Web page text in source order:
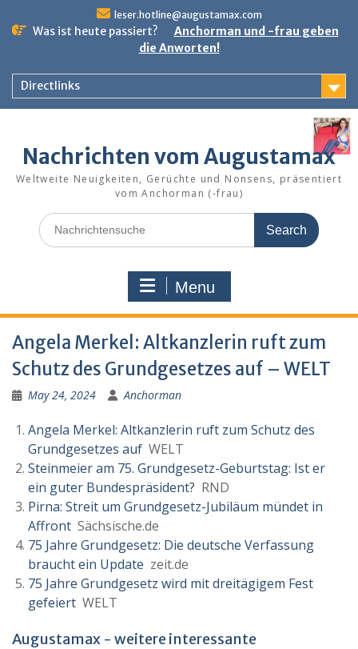
leser.hotline@augustamax.com
Was ist heute passiert?
Anchorman und -frau geben
die Anworten!
Directlinks
Nachrichten vom Augustamax
Weltweite Neuigkeiten, Gerüchte und Nonsens, präsentiert
vom Anchorman (-frau)
Search
for:
Menu
Angela Merkel: Altkanzlerin ruft zum
Schutz des Grundgesetzes auf – WELT
May 24, 2024 Anchorman
Angela Merkel: Altkanzlerin ruft zum Schutz des
Grundgesetzes auf WELT
Steinmeier am 75. Grundgesetz-Geburtstag: Ist er
ein guter Bundespräsident? RND
Pirna: Streit um Grundgesetz-Jubiläum mündet in
Affront Sächsische.de
75 Jahre Grundgesetz: Die deutsche Verfassung
braucht ein Update zeit.de
75 Jahre Grundgesetz wird mit dreitägigem Fest
gefeiert WELT
Augustamax - weitere interessante